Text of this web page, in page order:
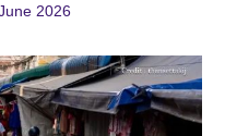
2026